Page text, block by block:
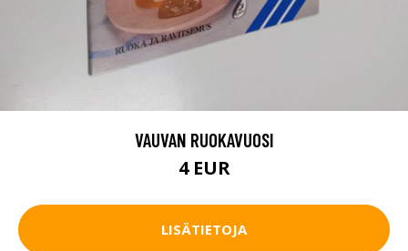
VAUVAN RUOKAVUOSI
4 EUR
LISÄTIETOJA